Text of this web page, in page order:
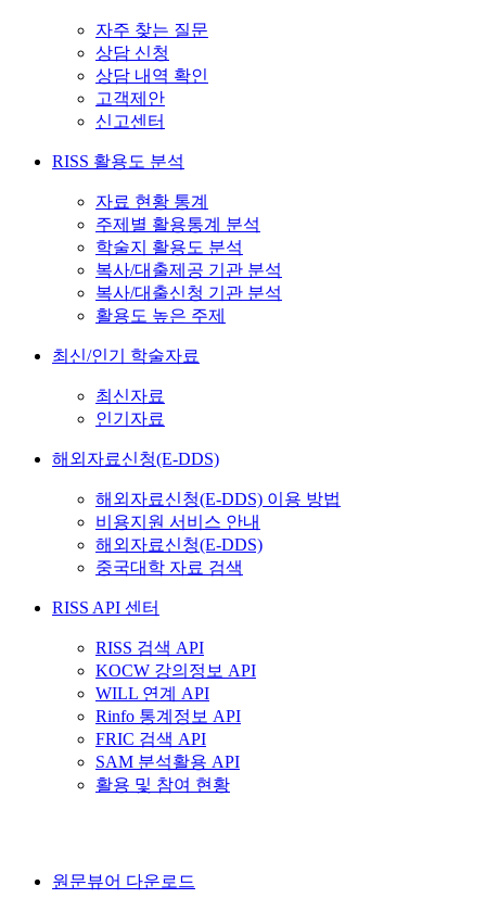
자주 찾는 질문
상담 신청
상담 내역 확인
고객제안
신고센터
RISS 활용도 분석
자료 현황 통계
주제별 활용통계 분석
학술지 활용도 분석
복사/대출제공 기관 분석
복사/대출신청 기관 분석
활용도 높은 주제
최신/인기 학술자료
최신자료
인기자료
해외자료신청(E-DDS)
해외자료신청(E-DDS) 이용 방법
비용지원 서비스 안내
해외자료신청(E-DDS)
중국대학 자료 검색
RISS API 센터
RISS 검색 API
KOCW 강의정보 API
WILL 연계 API
Rinfo 통계정보 API
FRIC 검색 API
SAM 분석활용 API
활용 및 참여 현황
원문뷰어 다운로드